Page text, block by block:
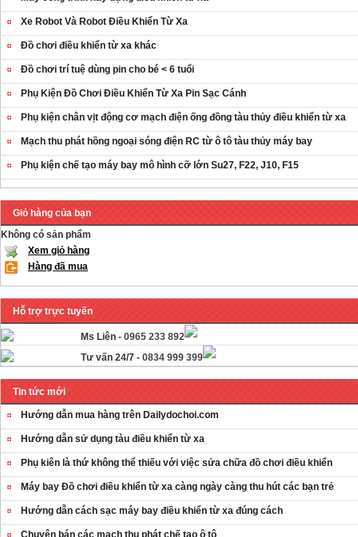
Xe Robot Và Robot Điều Khiển Từ Xa
Đồ chơi điều khiển từ xa khác
Đồ chơi trí tuệ dùng pin cho bé < 6 tuổi
Phụ Kiện Đồ Chơi Điều Khiển Từ Xa Pin Sạc Cánh
Phụ kiện chân vịt động cơ mạch điện ống đồng tàu thủy điều khiển từ xa
Mạch thu phát hồng ngoại sóng điện RC từ ô tô tàu thủy máy bay
Phụ kiện chế tạo máy bay mô hình cỡ lớn Su27, F22, J10, F15
Giỏ hàng của bạn
Không có sản phẩm
Xem giỏ hàng
Hàng đã mua
Hỗ trợ trực tuyến
Ms Liên - 0965 233 892
Tư vấn 24/7 - 0834 999 399
Tin tức mới
Hướng dẫn mua hàng trên Dailydochoi.com
Hướng dẫn sử dụng tàu điều khiển từ xa
Phụ kiên là thứ không thể thiếu với việc sửa chữa đồ chơi điều khiển
Máy bay Đồ chơi điều khiển từ xa càng ngày càng thu hút các bạn trẻ
Hướng dẫn cách sạc máy bay điều khiển từ xa đúng cách
Chuyên bán các mạch thu phát chế tạo ô tô